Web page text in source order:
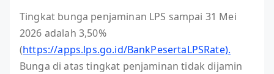
Tingkat bunga penjaminan LPS sampai 31 Mei
2026 adalah 3,50%
(https://apps.lps.go.id/BankPesertaLPSRate).
Bunga di atas tingkat penjaminan tidak dijamin